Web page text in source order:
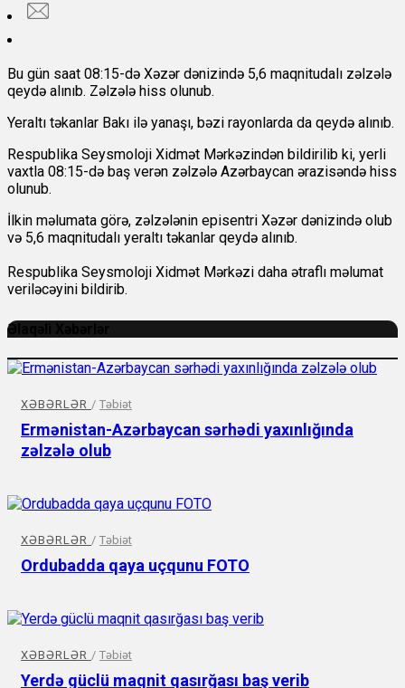
Bu gün saat 08:15-də Xəzər dənizində 5,6 maqnitudalı zəlzələ
qeydə alınıb. Zəlzələ hiss olunub.
Yeraltı təkanlar Bakı ilə yanaşı, bəzi rayonlarda da qeydə alınıb.
Respublika Seysmoloji Xidmət Mərkəzindən bildirilib ki, yerli
vaxtla 08:15-də baş verən zəlzələ Azərbaycan ərazisəndə hiss
olunub.
İlkin məlumata görə, zəlzələnin episentri Xəzər dənizində olub
və 5,6 maqnitudalı yeraltı təkanlar qeydə alınıb.
Respublika Seysmoloji Xidmət Mərkəzi daha ətraflı məlumat
veriləcəyini bildirib.
Əlaqəli Xəbərlər
XƏBƏRLƏR / Təbiət
Ermənistan-Azərbaycan sərhədi yaxınlığında
zəlzələ olub
XƏBƏRLƏR / Təbiət
Ordubadda qaya uçqunu FOTO
XƏBƏRLƏR / Təbiət
Yerdə güclü maqnit qasırğası baş verib